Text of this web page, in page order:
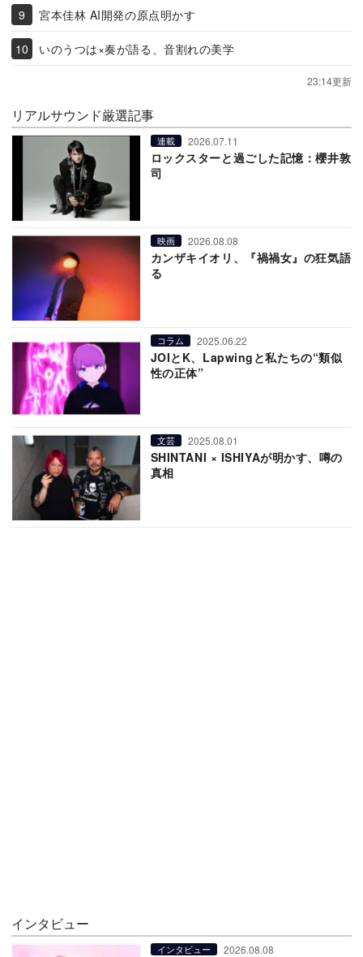
宮本佳林 AI開発の原点明かす
いのうつは×奏が語る、音割れの美学
23:14更新
リアルサウンド厳選記事
連載 2026.07.11
ロックスターと過ごした記憶：櫻井敦
司
映画 2026.08.08
カンザキイオリ、『禍禍女』の狂気語
る
コラム 2025.06.22
JOIとK、Lapwingと私たちの“類似
性の正体”
文芸 2025.08.01
SHINTANI × ISHIYAが明かす、噂の
真相
インタビュー
インタビュー 2026.08.08